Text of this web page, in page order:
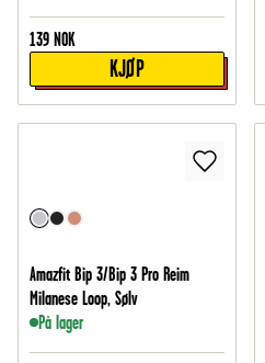
139 NOK
KJØP
Amazfit Bip 3/Bip 3 Pro Reim
Milanese Loop, Sølv
På lager